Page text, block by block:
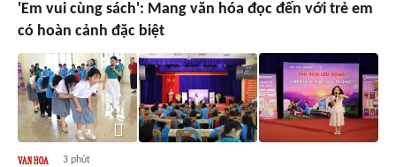
'Em vui cùng sách': Mang văn hóa đọc đến với trẻ em
có hoàn cảnh đặc biệt
3 phút